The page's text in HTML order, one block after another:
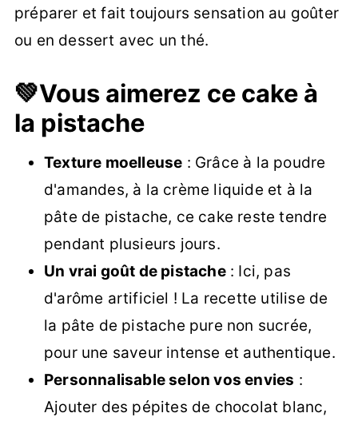
préparer et fait toujours sensation au goûter
ou en dessert avec un thé.
💚Vous aimerez ce cake à
la pistache
Texture moelleuse : Grâce à la poudre
d'amandes, à la crème liquide et à la
pâte de pistache, ce cake reste tendre
pendant plusieurs jours.
Un vrai goût de pistache: Ici, pas
d'arôme artificiel ! La recette utilise de
la pâte de pistache pure non sucrée,
pour une saveur intense et authentique.
Personnalisable selon vos envies :
Ajouter des pépites de chocolat blanc,